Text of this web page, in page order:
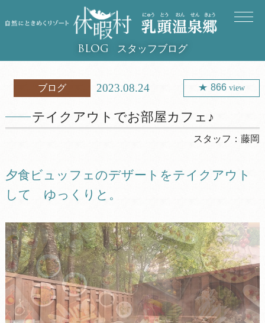
BLOG スタッフブログ
ブログ 2023.08.24 866 view
テイクアウトでお部屋カフェ♪
スタッフ：藤岡
夕食ビュッフェのデザートをテイクアウト
して ゆっくりと。